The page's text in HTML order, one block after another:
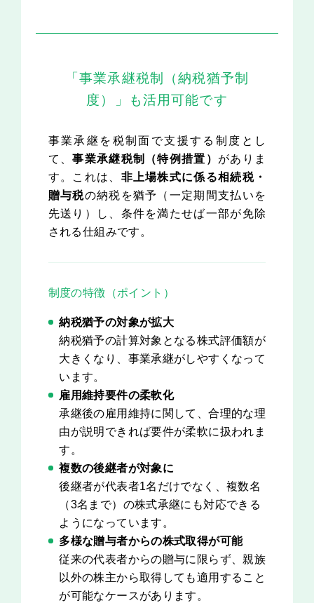
「事業承継税制（納税猶予制
度）」も活用可能です
事業承継を税制面で支援する制度とし
て、事業承継税制（特例措置） がありま
す。これは、 非上場株式に係る相続税・
贈与税の納税を猶予（一定期間支払いを
先送り）し、条件を満たせば一部が免除
される仕組みです。
制度の特徴（ポイント）
納税猶予の対象が拡大
納税猶予の計算対象となる株式評価額が
大きくなり、事業承継がしやすくなって
います。
雇用維持要件の柔軟化
承継後の雇用維持に関して、合理的な理
由が説明できれば要件が柔軟に扱われま
す。
複数の後継者が対象に
後継者が代表者1名だけでなく、複数名
（3名まで）の株式承継にも対応できる
ようになっています。
多様な贈与者からの株式取得が可能
従来の代表者からの贈与に限らず、親族
以外の株主から取得しても適用すること
が可能なケースがあります。